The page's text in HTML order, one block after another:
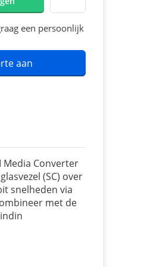
een persoonlijk
aan
Media Converter
(SC) over
snelheden via
met de